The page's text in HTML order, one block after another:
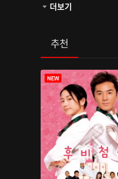
채널:AsiaM
더보기
추천